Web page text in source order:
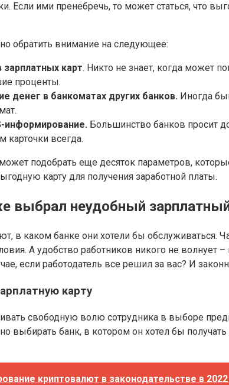
Если ими пренебречь, то может статься, что
обратить внимание на следующее:
карт. Никто не знает, когда может
проценты.
денег в банкоматах других банков. Иногда
информирование. Большинство банков просит
карточки всегда.
подобрать еще десяток параметров,
карту для получения заработной платы.
выбрал неудобный
в каком банке они хотели бы обслуживаться.
А удобство работников никого не
если работодатель все решил за вас? И
карту
свободную волю сотрудника в выборе
выбирать банк, в котором он хотел бы
криптовалют в законодательстве в